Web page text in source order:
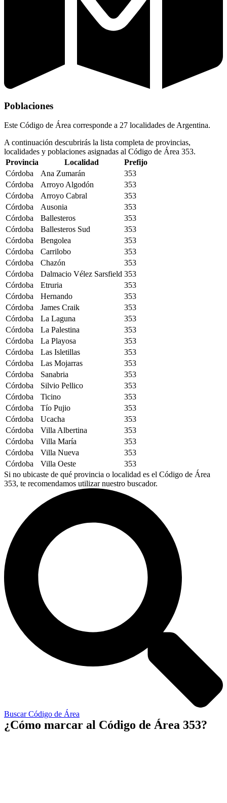
Poblaciones
Este Código de Área corresponde a 27 localidades de Argentina.
A continuación descubrirás la lista completa de provincias,
localidades y poblaciones asignadas al Código de Área 353.
Provincia
Localidad
Prefijo
Córdoba
Ana Zumarán
353
Córdoba
Arroyo Algodón
353
Córdoba
Arroyo Cabral
353
Córdoba
Ausonia
353
Córdoba
Ballesteros
353
Córdoba
Ballesteros Sud
353
Córdoba
Bengolea
353
Córdoba
Carrilobo
353
Córdoba
Chazón
353
Córdoba
Dalmacio Vélez Sarsfield 353
Córdoba
Etruria
353
Córdoba
Hernando
353
Córdoba
James Craik
353
Córdoba
La Laguna
353
Córdoba
La Palestina
353
Córdoba
La Playosa
353
Córdoba
Las Isletillas
353
Córdoba
Las Mojarras
353
Córdoba
Sanabria
353
Córdoba
Silvio Pellico
353
Córdoba
Ticino
353
Córdoba
Tío Pujio
353
Córdoba
Ucacha
353
Córdoba
Villa Albertina
353
Córdoba
Villa María
353
Córdoba
Villa Nueva
353
Córdoba
Villa Oeste
353
Si no ubicaste de qué provincia o localidad es el Código de Área
353, te recomendamos utilizar nuestro buscador.
Buscar Código de Área
¿Cómo marcar al Código de Área 353?